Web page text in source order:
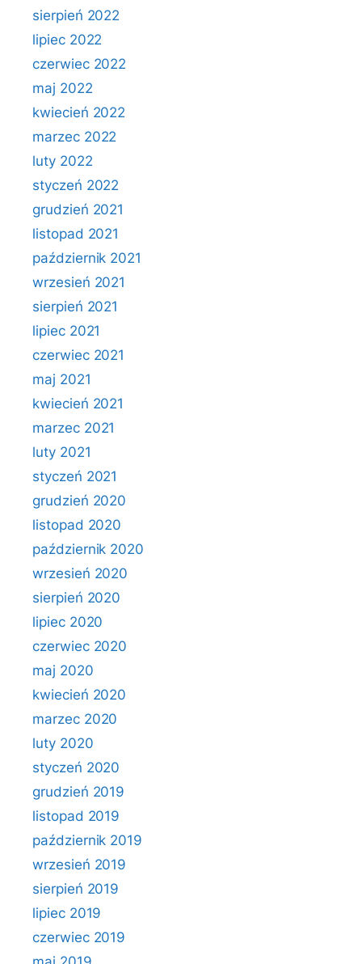
sierpień 2022
lipiec 2022
czerwiec 2022
maj 2022
kwiecień 2022
marzec 2022
luty 2022
styczeń 2022
grudzień 2021
listopad 2021
październik 2021
wrzesień 2021
sierpień 2021
lipiec 2021
czerwiec 2021
maj 2021
kwiecień 2021
marzec 2021
luty 2021
styczeń 2021
grudzień 2020
listopad 2020
październik 2020
wrzesień 2020
sierpień 2020
lipiec 2020
czerwiec 2020
maj 2020
kwiecień 2020
marzec 2020
luty 2020
styczeń 2020
grudzień 2019
listopad 2019
październik 2019
wrzesień 2019
sierpień 2019
lipiec 2019
czerwiec 2019